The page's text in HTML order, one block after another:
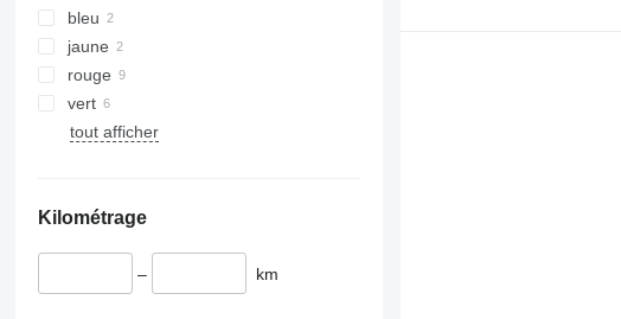
bleu
jaune
rouge
vert
tout afficher
Kilométrage
– km